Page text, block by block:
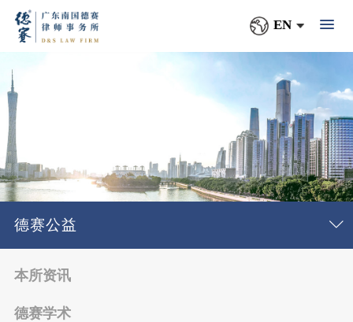
EN
德赛公益
本所资讯
德赛学术